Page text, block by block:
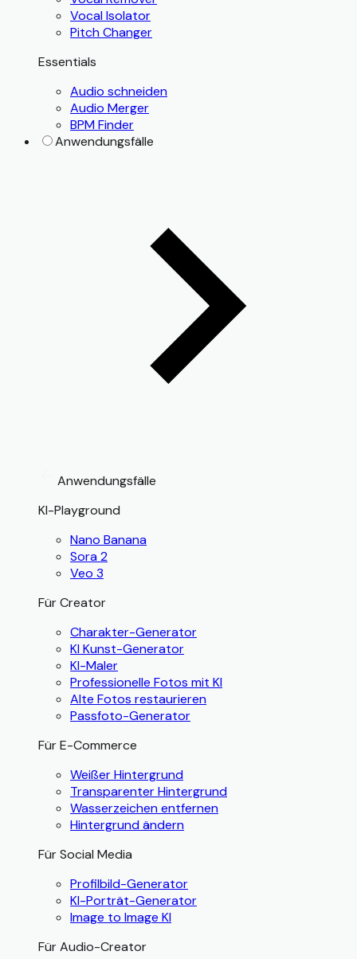
Vocal Isolator
Pitch Changer
Essentials
Audio schneiden
Audio Merger
BPM Finder
Anwendungsfälle
Anwendungsfälle
KI-Playground
Nano Banana
Sora 2
Veo 3
Für Creator
Charakter-Generator
KI Kunst-Generator
KI-Maler
Professionelle Fotos mit KI
Alte Fotos restaurieren
Passfoto-Generator
Für E-Commerce
Weißer Hintergrund
Transparenter Hintergrund
Wasserzeichen entfernen
Hintergrund ändern
Für Social Media
Profilbild-Generator
KI-Porträt-Generator
Image to Image KI
Für Audio-Creator